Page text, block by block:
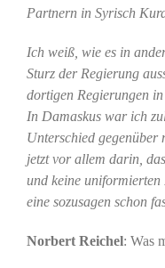
Partnern in Syrisch
Ich weiß, wie es in
Sturz der Regierung
dortigen Regierungen
In Damaskus war ich
Unterschied gegenüber
jetzt vor allem darin,
und keine
eine sozusagen schon
Norbert Reichel: Was